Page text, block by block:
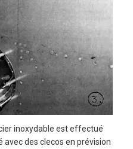
inoxydable est effectué
des clecos en prévision